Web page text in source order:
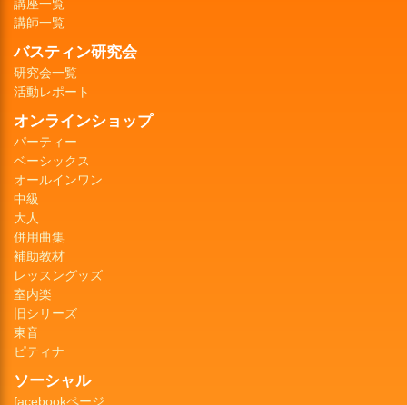
講座一覧
講師一覧
バスティン研究会
研究会一覧
活動レポート
オンラインショップ
パーティー
ベーシックス
オールインワン
中級
大人
併用曲集
補助教材
レッスングッズ
室内楽
旧シリーズ
東音
ピティナ
ソーシャル
facebookページ